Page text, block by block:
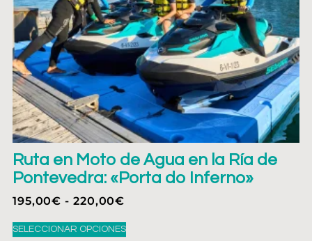
Ruta en Moto de Agua en la Ría de
Pontevedra: «Porta do Inferno»
195,00€ - 220,00€
SELECCIONAR OPCIONES